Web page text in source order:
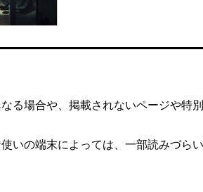
る場合や、掲載されないページや特
いの端末によっては、一部読みづらい